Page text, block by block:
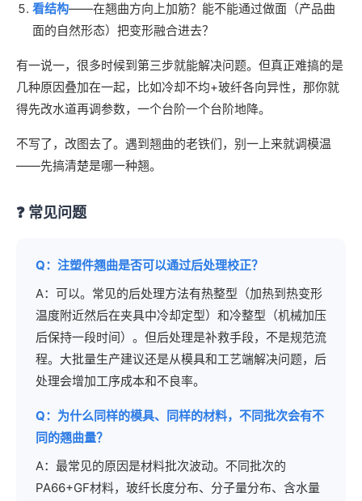
看结构——在翘曲方向上加筋？能不能通过做面（产品曲
面的自然形态）把变形融合进去？
有一说一，很多时候到第三步就能解决问题。但真正难搞的是
几种原因叠加在一起，比如冷却不均+玻纤各向异性，那你就
得先改水道再调参数，一个台阶一个台阶地降。
不写了，改图去了。遇到翘曲的老铁们，别一上来就调模温
——先搞清楚是哪一种翘。
❓ 常见问题
Q：注塑件翘曲是否可以通过后处理校正？
A：可以。常见的后处理方法有热整型（加热到热变形
温度附近然后在夹具中冷却定型）和冷整型（机械加压
后保持一段时间）。但后处理是补救手段，不是规范流
程。大批量生产建议还是从模具和工艺端解决问题，后
处理会增加工序成本和不良率。
Q：为什么同样的模具、同样的材料，不同批次会有不
同的翘曲量？
A：最常见的原因是材料批次波动。不同批次的
PA66+GF材料，玻纤长度分布、分子量分布、含水量